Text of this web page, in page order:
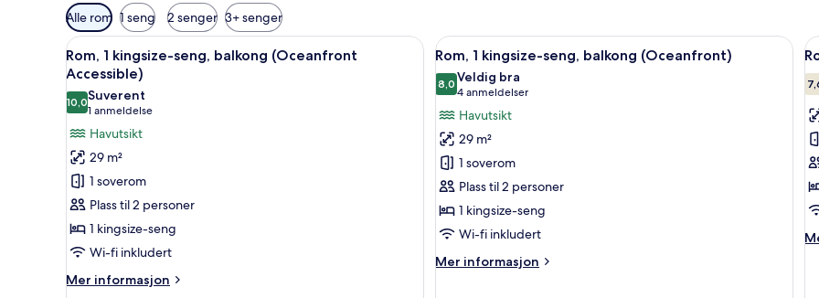
Tilgjengelige
filtre
for
rom
Alle rom 1 seng 2 senger 3+ senger
Åpne
alle
bildene
av
Rom,
1
kingsize-
seng,
balkong
(Oceanfront
Accessible)
Sengetøy av topp kvalitet, dundyner, senger med overmadrass og minibar
7
Rom, 1 kingsize-seng, balkong (Oceanfront
Accessible)
10,010,0 av 10
Suverent
1 anmeldelse
(1
anmeldelse)
Havutsikt
29 m²
1 soverom
Plass til 2 personer
1 kingsize-seng
Wi-fi inkludert
Mer informasjon
Mer
Åpne
alle
bildene
av
Rom,
1
kingsize-
seng,
balkong
(Oceanfront)
Sengetøy av topp kvalitet, dundyner,
6
Rom, 1 kingsize-seng, balkong (Oceanfront)
8,08,0 av 10
Veldig bra
4 anmeldelser
(4
anmeldelser)
Havutsikt
29 m²
1 soverom
Plass til 2 personer
1 kingsize-seng
Wi-fi inkludert
Mer informasjon
Mer